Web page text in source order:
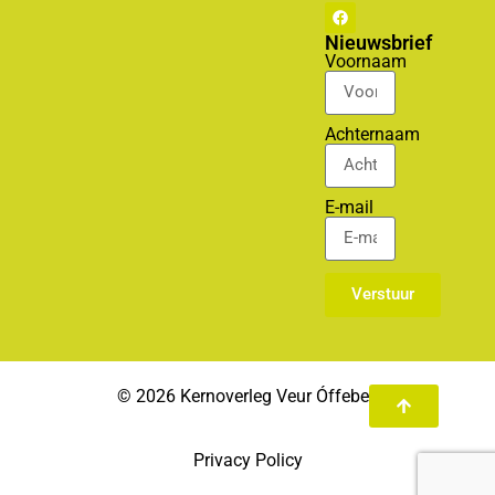
Nieuwsbrief
Voornaam
Achternaam
E-mail
Verstuur
© 2026 Kernoverleg Veur Óffebek
Privacy Policy